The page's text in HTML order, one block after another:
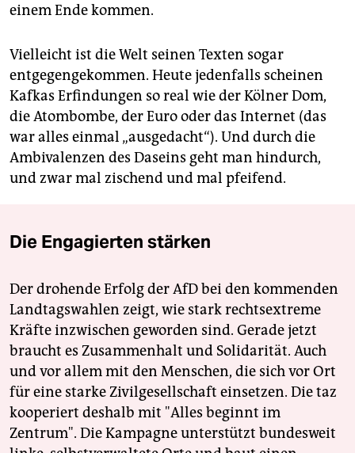
einem Ende kommen.
Vielleicht ist die Welt seinen Texten sogar
entgegengekommen. Heute jedenfalls scheinen
Kafkas Erfindungen so real wie der Kölner Dom,
die Atombombe, der Euro oder das Internet (das
war alles einmal „ausgedacht“). Und durch die
Ambivalenzen des Daseins geht man hindurch,
und zwar mal zischend und mal pfeifend.
Die Engagierten stärken
Der drohende Erfolg der AfD bei den kommenden
Landtagswahlen zeigt, wie stark rechtsextreme
Kräfte inzwischen geworden sind. Gerade jetzt
braucht es Zusammenhalt und Solidarität. Auch
und vor allem mit den Menschen, die sich vor Ort
für eine starke Zivilgesellschaft einsetzen. Die taz
kooperiert deshalb mit "Alles beginnt im
Zentrum". Die Kampagne unterstützt bundesweit